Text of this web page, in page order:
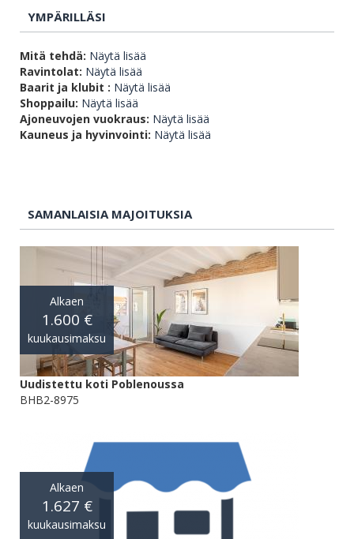
YMPÄRILLÄSI
Mitä tehdä: Näytä lisää
Ravintolat: Näytä lisää
Baarit ja klubit : Näytä lisää
Shoppailu: Näytä lisää
Ajoneuvojen vuokraus: Näytä lisää
Kauneus ja hyvinvointi: Näytä lisää
SAMANLAISIA MAJOITUKSIA
Alkaen
1.600 €
kuukausimaksu
Uudistettu koti Poblenoussa
BHB2-8975
Alkaen
1.627 €
kuukausimaksu